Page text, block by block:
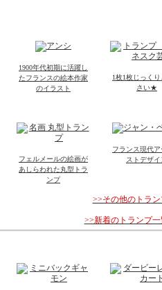
1900年代初期に活躍し
たフランスの絵本作家
のイラスト
1枚1枚じっく
さい★
フェルメールの絵画が
あしらわれた丸型トラ
ンプ
フランス現代ア
ストデザイ
>>その他のトラ
>>新着のトランプ